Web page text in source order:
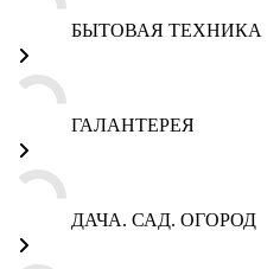
БЫТОВАЯ ТЕХНИКА
ГАЛАНТЕРЕЯ
ДАЧА. САД. ОГОРОД